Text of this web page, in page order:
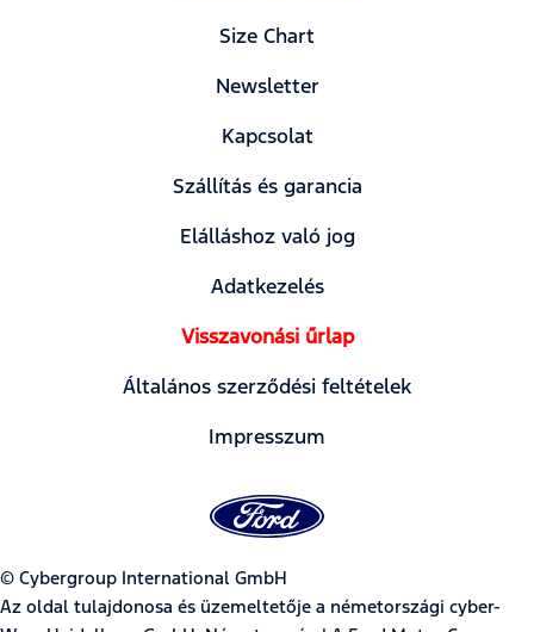
Size Chart
Newsletter
Kapcsolat
Szállítás és garancia
Elálláshoz való jog
Adatkezelés
Visszavonási űrlap
Általános szerződési feltételek
Impresszum
© Cybergroup International GmbH
Az oldal tulajdonosa és üzemeltetője a németországi cyber-